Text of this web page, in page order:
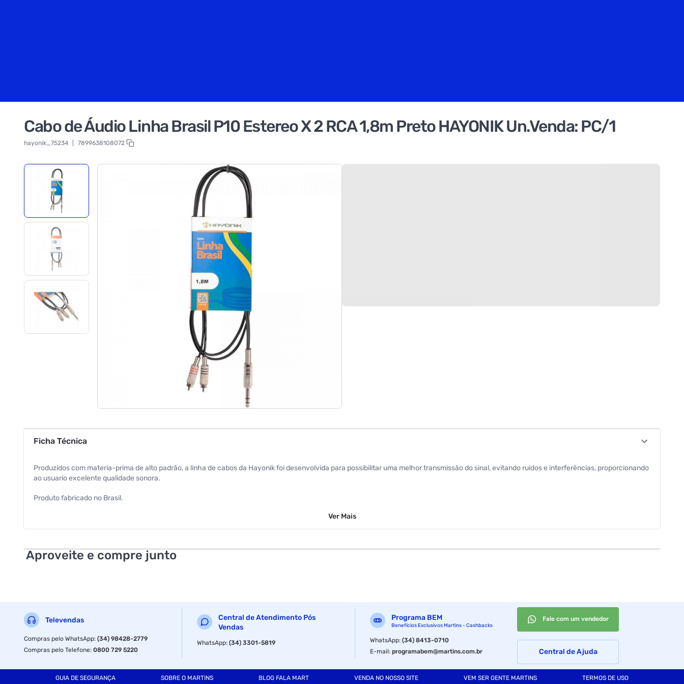
Cabo de Áudio Linha Brasil P10 Estereo X 2 RCA 1,8m Preto HAYONIK Un.Venda: PC/1
hayonik_75234 7899638108072
Ficha Técnica
Produzidos com materia-prima de alto padrão, a linha de cabos da Hayonik foi desenvolvida para possibilitar uma melhor transmissão do sinal, evitando ruidos e interferências, proporcionando
ao usuario excelente qualidade sonora.
Produto fabricado no Brasil.
Ver Mais
Aproveite e compre junto
Televendas
Compras pelo WhatsApp:(34) 98428-2779
Compras pelo Telefone:0800 729 5220
Central de Atendimento Pós
Vendas
WhatsApp:(34) 3301-5819
Programa BEM
Benefícios Exclusivos Martins - Cashbacks
WhatsApp:(34) 8413-0710
E-mail:programabem@martins.com.br
Fale com um vendedor
Central de Ajuda
GUIA DE SEGURANÇA SOBRE O MARTINS BLOG FALA MART VENDA NO NOSSO SITE VEM SER GENTE MARTINS TERMOS DE USO